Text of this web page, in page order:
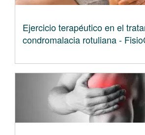
Ejercicio terapéutico en el
condromalacia rotuliana -